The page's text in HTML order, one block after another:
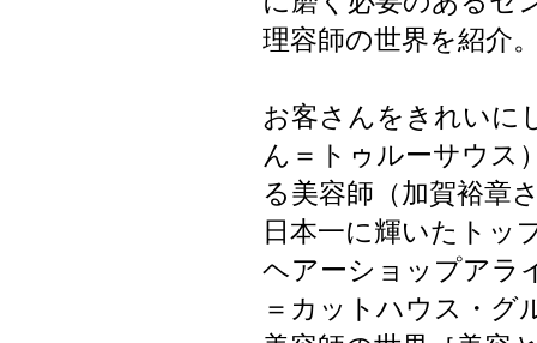
理容師の世界を紹介
お客さんをきれいに
ん＝トゥルーサウス
る美容師（加賀裕章
日本一に輝いたトッ
ヘアーショップアラ
＝カットハウス・グ